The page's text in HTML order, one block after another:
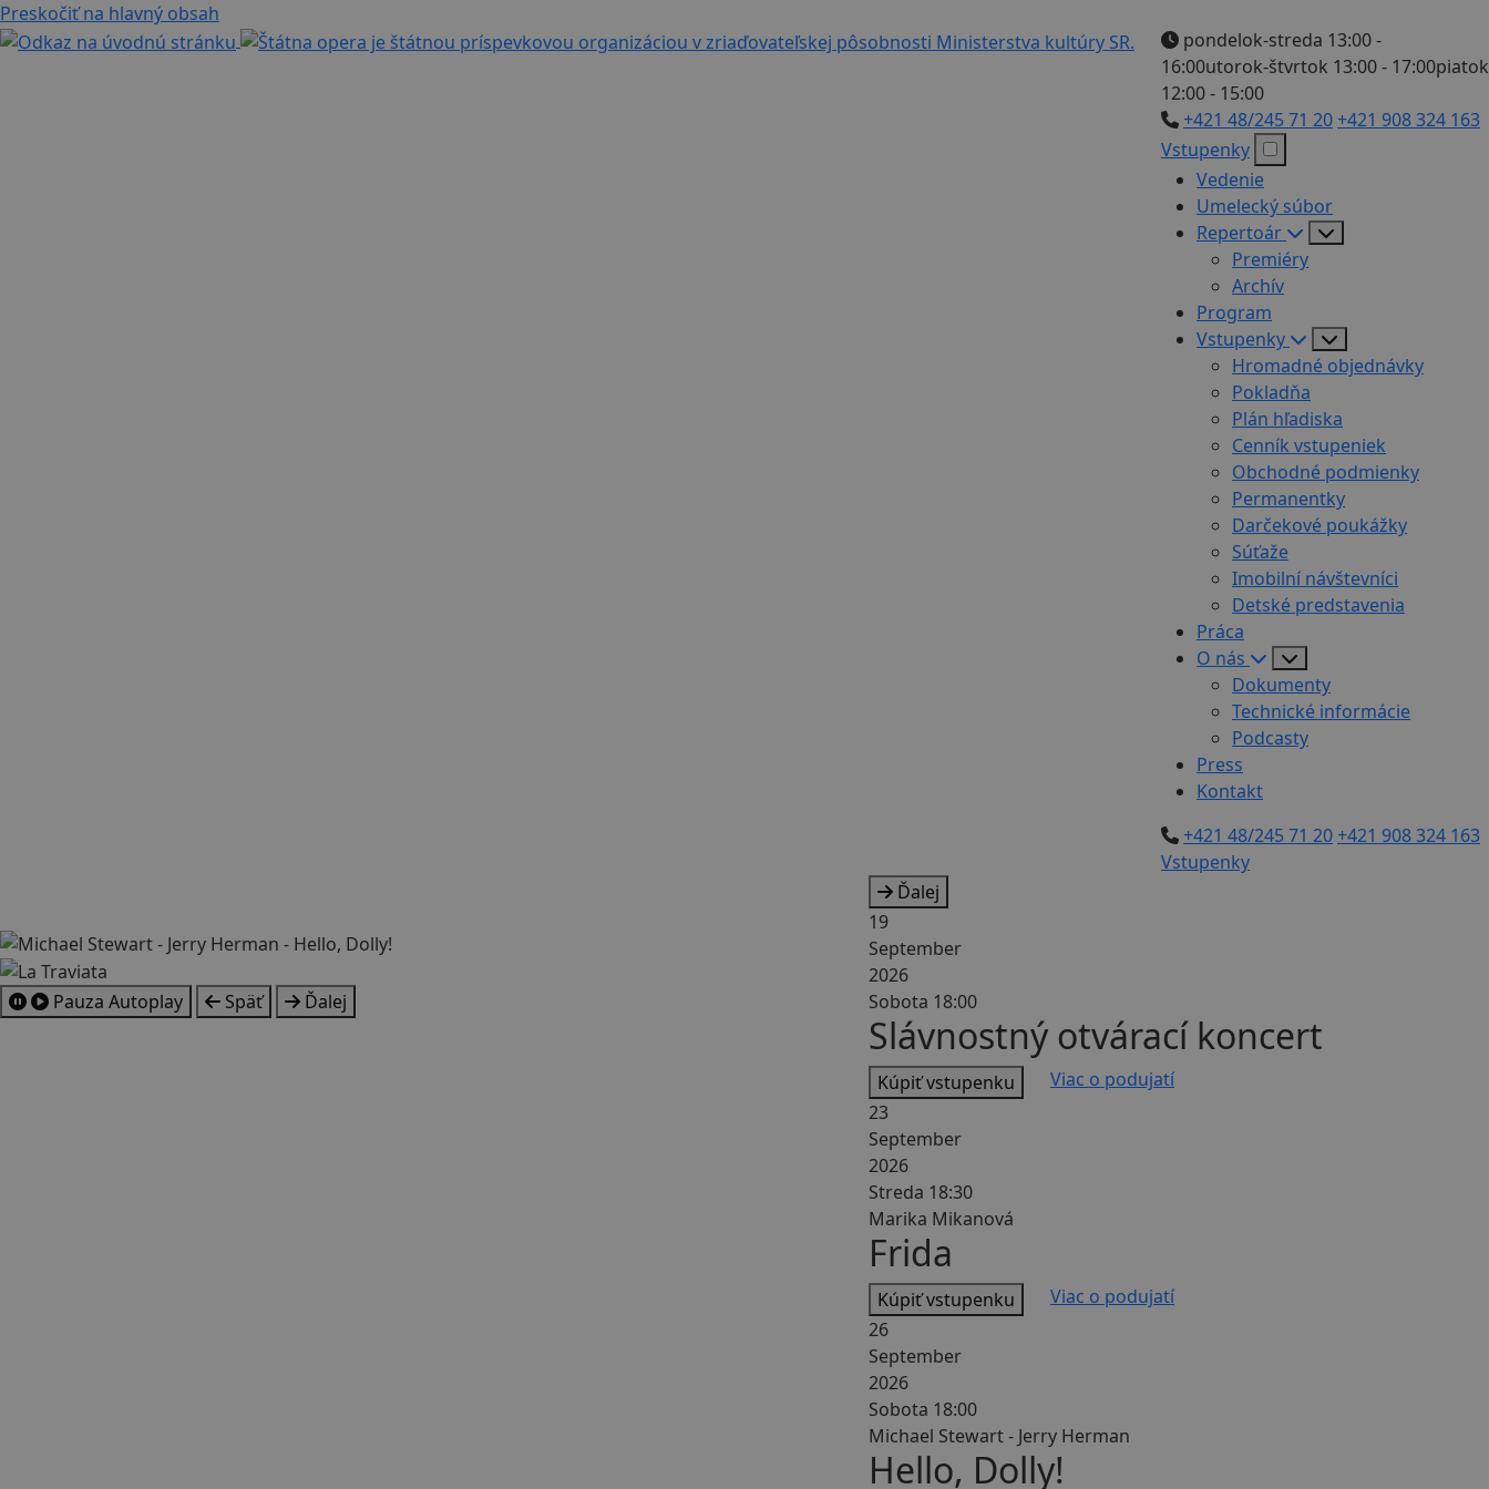
Preskočiť na hlavný obsah
pondelok-streda 13:00 -
16:00utorok-štvrtok 13:00 - 17:00piatok
12:00 - 15:00
+421 48/245 71 20+421 908 324 163
Vstupenky
Vedenie
Umelecký súbor
Repertoár
Premiéry
Archív
Program
Vstupenky
Hromadné objednávky
Pokladňa
Plán hľadiska
Cenník vstupeniek
Obchodné podmienky
Permanentky
Darčekové poukážky
Súťaže
Imobilní návštevníci
Detské predstavenia
Práca
O nás
Dokumenty
Technické informácie
Podcasty
Press
Kontakt
+421 48/245 71 20+421 908 324 163
Vstupenky
Pauza Autoplay Späť Ďalej
Ďalej
19
September
2026
Sobota 18:00
Slávnostný otvárací koncert
Kúpiť vstupenku
Viac o podujatí
23
September
2026
Streda 18:30
Marika Mikanová
Frida
Kúpiť vstupenku
Viac o podujatí
26
September
2026
Sobota 18:00
Michael Stewart - Jerry Herman
Hello, Dolly!